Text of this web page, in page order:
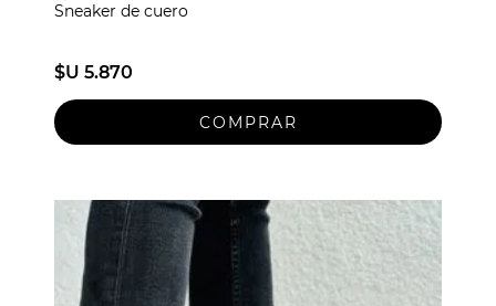
Sneaker de cuero
$U 5.870